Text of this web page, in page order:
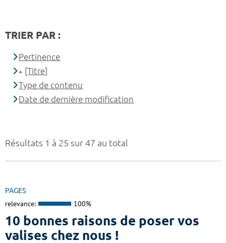
Résultats 1 à 25 sur 47 au total
PAGES
relevance: 100%
10 bonnes raisons de poser vos
valises chez nous !
TRIER PAR :
Pertinence
[Titre]
Type de contenu
Date de dernière modification